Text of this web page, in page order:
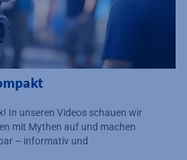
In unseren Videos schauen wir
mit Mythen auf und machen
– informativ und